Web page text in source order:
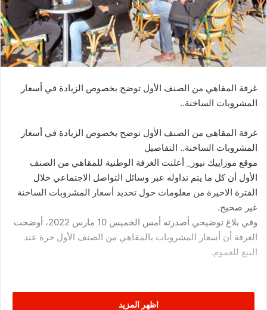
غرفة المقاهي من الصنف الأول توضح بخصوص الزيادة في أسعار
المشروبات الساخنة..
غرفة المقاهي من الصنف الأول توضح بخصوص الزيادة في أسعار
المشروبات الساخنة.. التفاصيل
موقع موزاييك نيوز_ أعلنت الغرفة الوطنية للمقاهي من الصنف
الأول أن كل ما يتم تداوله عبر وسائل التواصل الاجتماعي خلال
الفترة الاخيرة من معلومات حول تحديد أسعار المشروبات الساخنة
غير صحيح.
وفي بلاغ توضيحي أصدرته أمس الخميس 10 مارس 2022، أوضحت
الغرفة أن أسعار المشروبات بالمقاهي من الصنف الأول حرة عند
البيع للعموم.
اظهر المزيد